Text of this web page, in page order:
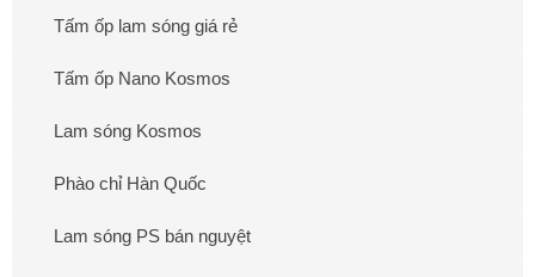
Tấm ốp lam sóng giá rẻ
Tấm ốp Nano Kosmos
Lam sóng Kosmos
Phào chỉ Hàn Quốc
Lam sóng PS bán nguyệt